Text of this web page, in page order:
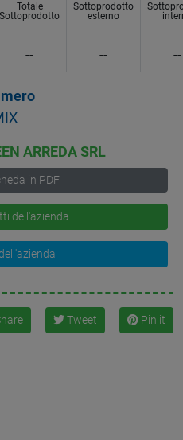
Totale
Sottoprodotto
Sottoprodotto
esterno
-- -- --
ARREDA SRL
in PDF
dell'azienda
Tweet Pin it